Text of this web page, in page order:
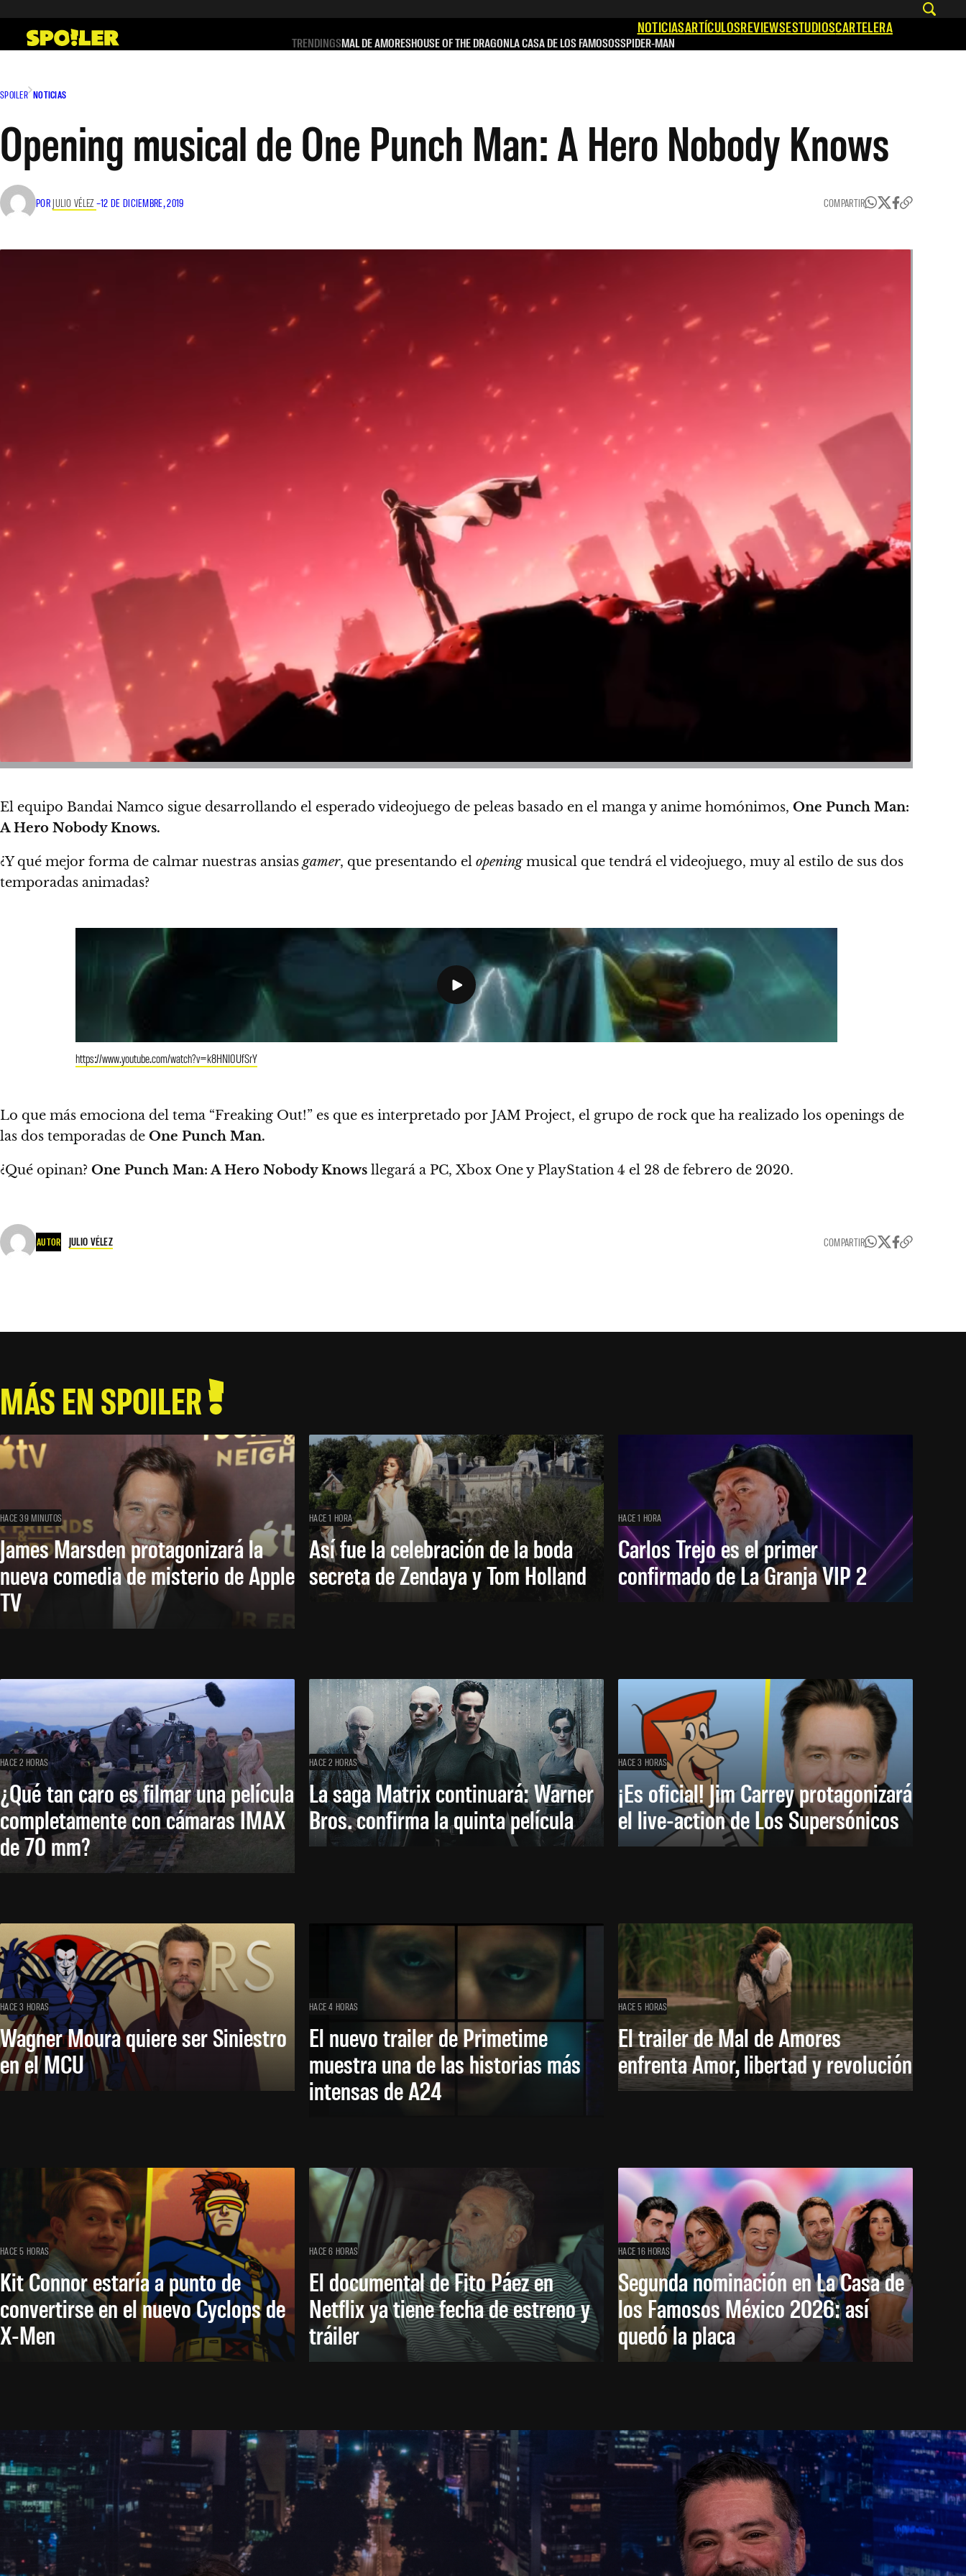
contenido
NOTICIASARTÍCULOSREVIEWSESTUDIOSCARTELERA
TRENDINGSMAL DE AMORESHOUSE OF THE DRAGONLA CASA DE LOS FAMOSOSSPIDER-MAN
SPOILER NOTICIAS
Opening musical de One Punch Man: A Hero Nobody Knows
POR JULIO VÉLEZ –12 DE DICIEMBRE, 2019 COMPARTIR
El equipo Bandai Namco sigue desarrollando el esperado videojuego de peleas basado en el manga y anime homónimos, One Punch Man:
A Hero Nobody Knows.
¿Y qué mejor forma de calmar nuestras ansias gamer, que presentando el openingmusical que tendrá el videojuego, muy al estilo de sus dos
temporadas animadas?
https://www.youtube.com/watch?v=k8HNI0UfSrY
Lo que más emociona del tema “Freaking Out!” es que es interpretado por JAM Project, el grupo de rock que ha realizado los openings de
las dos temporadas de One Punch Man.
¿Qué opinan? One Punch Man: A Hero Nobody Knows llegará a PC, Xbox One y PlayStation 4 el 28 de febrero de 2020.
AUTOR JULIO VÉLEZ COMPARTIR
MÁS EN SPOILER
HACE 39 MINUTOS
James Marsden protagonizará la
nueva comedia de misterio de Apple
TV
HACE 1 HORA
Así fue la celebración de la boda
secreta de Zendaya y Tom Holland
HACE 1 HORA
Carlos Trejo es el primer
confirmado de La Granja VIP 2
HACE 2 HORAS
¿Qué tan caro es filmar una película
completamente con cámaras IMAX
de 70 mm?
HACE 2 HORAS
La saga Matrix continuará: Warner
Bros. confirma la quinta película
HACE 3 HORAS
¡Es oficial! Jim Carrey protagonizará
el live-action de Los Supersónicos
HACE 3 HORAS
Wagner Moura quiere ser Siniestro
en el MCU
HACE 4 HORAS
El nuevo trailer de Primetime
muestra una de las historias más
intensas de A24
HACE 5 HORAS
El trailer de Mal de Amores
enfrenta Amor, libertad y revolución
HACE 5 HORAS
Kit Connor estaría a punto de
convertirse en el nuevo Cyclops de
X-Men
HACE 6 HORAS
El documental de Fito Páez en
Netflix ya tiene fecha de estreno y
tráiler
HACE 16 HORAS
Segunda nominación en La Casa de
los Famosos México 2026: así
quedó la placa